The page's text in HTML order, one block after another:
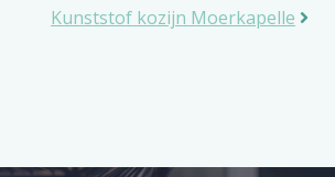
Kunststof kozijn Moerkapelle